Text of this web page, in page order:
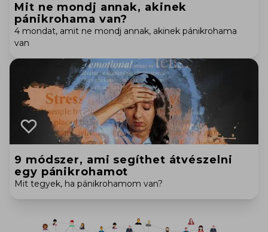
Mit ne mondj annak, akinek
pánikrohama van?
4 mondat, amit ne mondj annak, akinek pánikrohama
van
9 módszer, ami segíthet átvészelni
egy pánikrohamot
Mit tegyek, ha pánikrohamom van?